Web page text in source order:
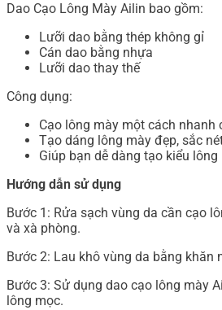
Dao Cạo Lông Mày Ailin bao gồm:
Lưỡi dao bằng thép không gỉ
Cán dao bằng nhựa
Lưỡi dao thay thế
Công dụng:
Cạo lông mày một cách nhanh
Tạo dáng lông mày đẹp, sắc
Giúp bạn dễ dàng tạo kiểu
Hướng dẫn sử dụng
Bước 1: Rửa sạch vùng da cần cạo
và xà phòng.
Bước 2: Lau khô vùng da bằng khăn
Bước 3: Sử dụng dao cạo lông mày
lông mọc.